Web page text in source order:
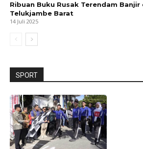
Ribuan Buku Rusak Terendam Banjir
Telukjambe Barat
14 Juli 2025
SPORT